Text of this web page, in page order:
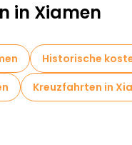
in Xiamen
Historische
Kreuzfahrten in